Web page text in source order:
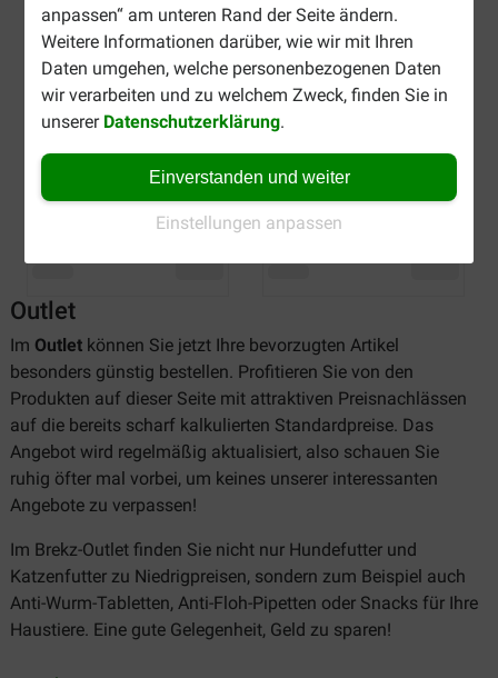
anpassen“ am unteren Rand der Seite ändern.
Weitere Informationen darüber, wie wir mit Ihren
Daten umgehen, welche personenbezogenen Daten
wir verarbeiten und zu welchem Zweck, finden Sie in
unserer Datenschutzerklärung.
Einverstanden und weiter
Einstellungen anpassen
Outlet
Im Outlet können Sie jetzt Ihre bevorzugten Artikel
besonders günstig bestellen. Profitieren Sie von den
Produkten auf dieser Seite mit attraktiven Preisnachlässen
auf die bereits scharf kalkulierten Standardpreise. Das
Angebot wird regelmäßig aktualisiert, also schauen Sie
ruhig öfter mal vorbei, um keines unserer interessanten
Angebote zu verpassen!
Im Brekz-Outlet finden Sie nicht nur Hundefutter und
Katzenfutter zu Niedrigpreisen, sondern zum Beispiel auch
Anti-Wurm-Tabletten, Anti-Floh-Pipetten oder Snacks für Ihre
Haustiere. Eine gute Gelegenheit, Geld zu sparen!